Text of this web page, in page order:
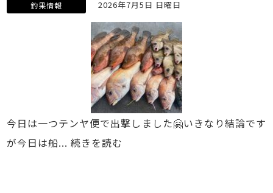
釣果情報 2026年7月5日 日曜日
今日は一つテンヤ便で出撃しました🤗いきなり結論です
が今日は船...続きを読む